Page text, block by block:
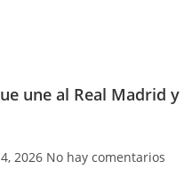
une al Real Madrid y
2026 No hay comentarios